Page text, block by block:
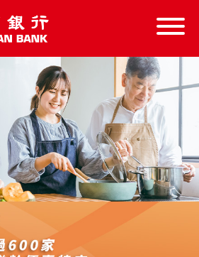
信託服務
信託學堂
樂齡好康
失智服務
跨業結盟